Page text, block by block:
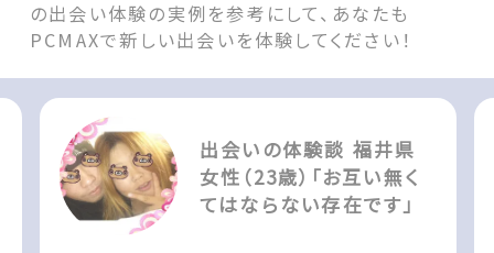
の出会い体験の実例を参考にして、あなたも
PCMAXで新しい出会いを体験してください！
出会いの体験談 福井県
女性（23歳）「お互い無く
てはならない存在です」